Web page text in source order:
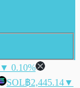
▼ 0.10%
SOL฿2,445.14▼